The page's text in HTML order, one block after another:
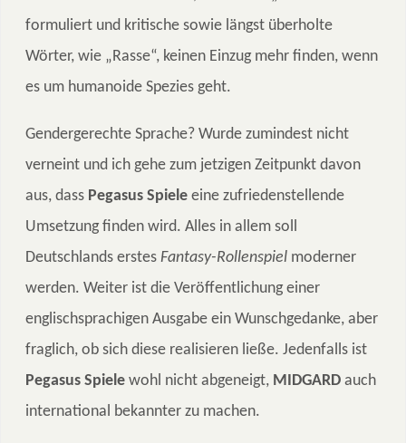
formuliert und kritische sowie längst überholte
Wörter, wie „Rasse“, keinen Einzug mehr finden, wenn
es um humanoide Spezies geht.
Gendergerechte Sprache? Wurde zumindest nicht
verneint und ich gehe zum jetzigen Zeitpunkt davon
aus, dass Pegasus Spiele eine zufriedenstellende
Umsetzung finden wird. Alles in allem soll
Deutschlands erstes Fantasy-Rollenspiel moderner
werden. Weiter ist die Veröffentlichung einer
englischsprachigen Ausgabe ein Wunschgedanke, aber
fraglich, ob sich diese realisieren ließe. Jedenfalls ist
Pegasus Spiele wohl nicht abgeneigt, MIDGARD auch
international bekannter zu machen.